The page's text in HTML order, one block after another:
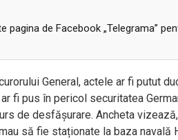
pagina de Facebook „Telegrama”
General, actele ar fi putut
fi pus în pericol securitatea
de desfășurare. Ancheta
să fie staționate la baza